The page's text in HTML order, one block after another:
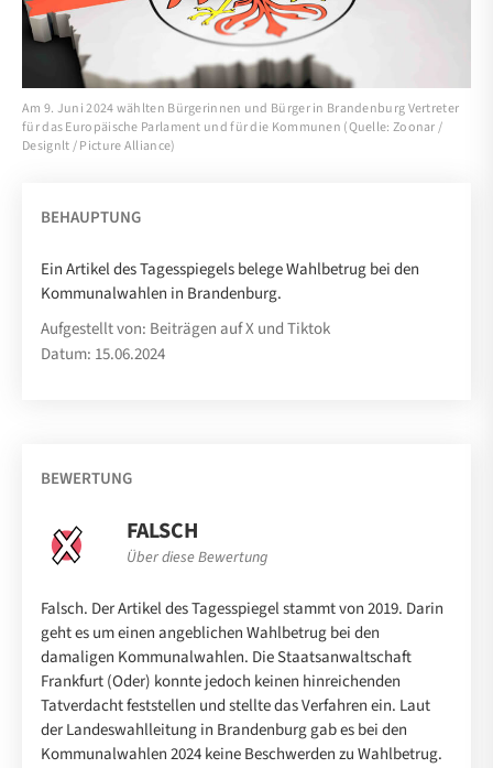
Am 9. Juni 2024 wählten Bürgerinnen und Bürger in Brandenburg Vertreter
für das Europäische Parlament und für die Kommunen (Quelle: Zoonar /
Designlt / Picture Alliance)
BEHAUPTUNG
Ein Artikel des Tagesspiegels belege Wahlbetrug bei den
Kommunalwahlen in Brandenburg.
Aufgestellt von: Beiträgen auf X und Tiktok
Datum: 15.06.2024
BEWERTUNG
FALSCH
Über diese Bewertung
Falsch. Der Artikel des Tagesspiegel stammt von 2019. Darin
geht es um einen angeblichen Wahlbetrug bei den
damaligen Kommunalwahlen. Die Staatsanwaltschaft
Frankfurt (Oder) konnte jedoch keinen hinreichenden
Tatverdacht feststellen und stellte das Verfahren ein. Laut
der Landeswahlleitung in Brandenburg gab es bei den
Kommunalwahlen 2024 keine Beschwerden zu Wahlbetrug.